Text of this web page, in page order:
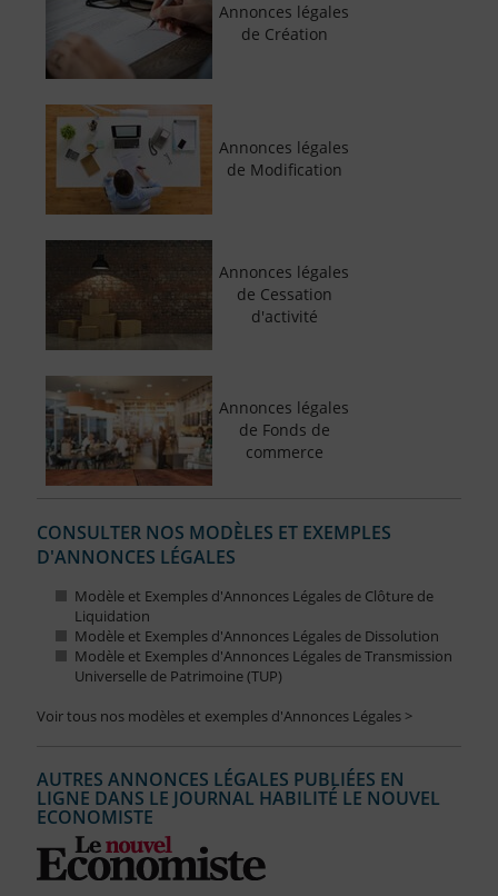
Annonces légales
de Création
Annonces légales
de Modification
Annonces légales
de Cessation
d'activité
Annonces légales
de Fonds de
commerce
CONSULTER NOS MODÈLES ET EXEMPLES
D'ANNONCES LÉGALES
Modèle et Exemples d'Annonces Légales de Clôture de
Liquidation
Modèle et Exemples d'Annonces Légales de Dissolution
Modèle et Exemples d'Annonces Légales de Transmission
Universelle de Patrimoine (TUP)
Voir tous nos modèles et exemples d'Annonces Légales >
AUTRES ANNONCES LÉGALES PUBLIÉES EN
LIGNE DANS LE JOURNAL HABILITÉ LE NOUVEL
ECONOMISTE